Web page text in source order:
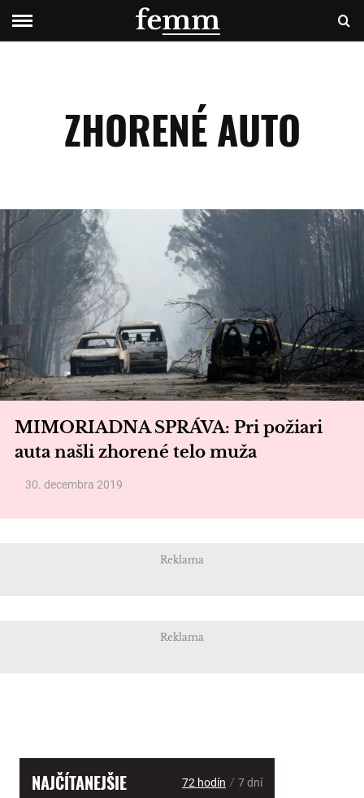
ZHORENÉ AUTO
MIMORIADNA SPRÁVA: Pri požiari
auta našli zhorené telo muža
30. decembra 2019
Reklama
Reklama
NAJČÍTANEJŠIE 72 hodín / 7 dní